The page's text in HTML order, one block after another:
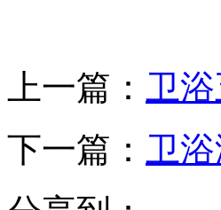
上一篇： 卫
下一篇： 卫